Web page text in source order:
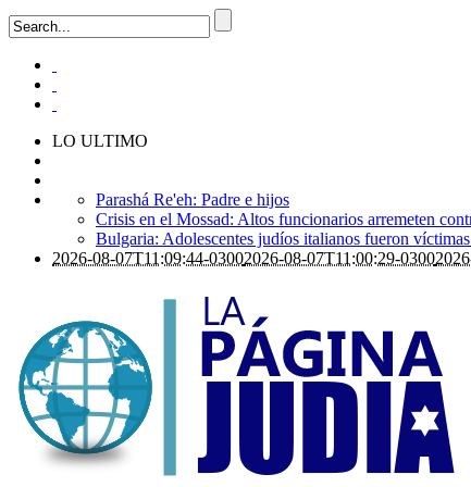
LO ULTIMO
Parashá Re'eh: Padre e hijos
Crisis en el Mossad: Altos funcionarios arremeten
Bulgaria: Adolescentes judíos italianos fueron
2026-08-07T11:09:44-03002026-08-07T11:00:29-0300